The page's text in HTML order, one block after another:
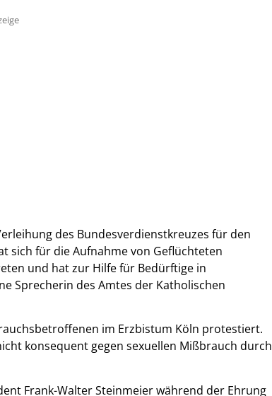
des Bundesverdienstkreuzes für den
sich für die Aufnahme von Geflüchteten
und hat zur Hilfe für Bedürftige in
Sprecherin des Amtes der Katholischen
im Erzbistum Köln protestiert.
konsequent gegen sexuellen Mißbrauch durch
Frank-Walter Steinmeier während der Ehrung